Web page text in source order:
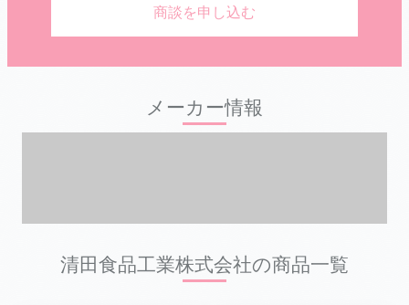
商談を申し込む
メーカー情報
清田食品工業株式会社の商品一覧